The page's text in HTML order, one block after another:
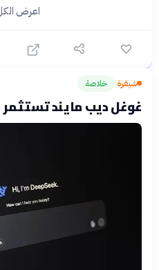
اعرض الكل
شيفرة› خلاصة
غوغل ديب مايند تستثمر 75 مليون دولار بـ«A24»